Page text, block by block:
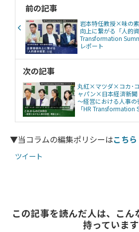
前の記事
岩本特任教授×味の
向上に繋がる「人的
Transformation
レポート
次の記事
丸紅×マツダ×コカ･
ャパン×日本経済新聞
～経営における人事
「HR Transformation
▼当コラムの編集ポリシーはこちら
ツイート
この記事を読んだ人は、こん
持っています